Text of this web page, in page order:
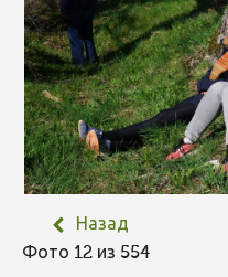
Назад
Фото 12 из 554